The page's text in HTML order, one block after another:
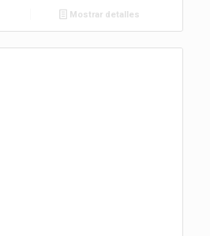
Mostrar detalles